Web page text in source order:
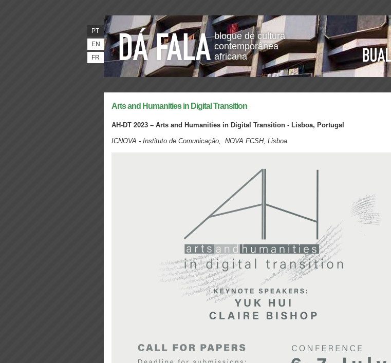
blogue de cultura
contemporânea
africana
PT
EN
FR
Arts and Humanities in Digital Transition
AH-DT 2023 – Arts and Humanities in Digital Transition - Lisboa, Portugal
ICNOVA - Instituto de Comunicação, NOVA FCSH, Lisboa